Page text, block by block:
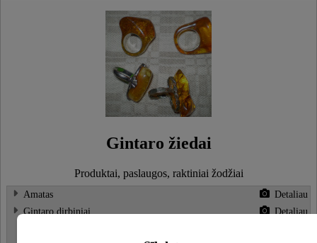
Gintaro žiedai
Produktai, paslaugos, raktiniai žodžiai
Amatas
Detaliau
Gintaro dirbiniai
Detaliau